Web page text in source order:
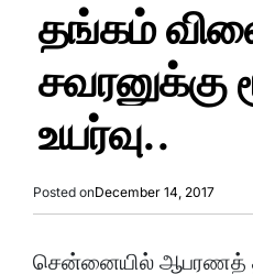
தங்கம்
சவரனுக்கு
உயர்வு..
Posted onDecember 14, 2017
சென்னையில் ஆபரணத்